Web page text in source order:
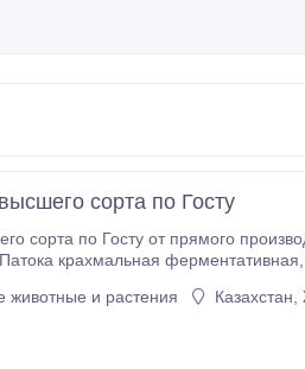
сорта по Госту
сорта по Госту от прямого
крахмальная кислотная, мальтозная по Госту. Зольность в
животные и растения Казахстан,